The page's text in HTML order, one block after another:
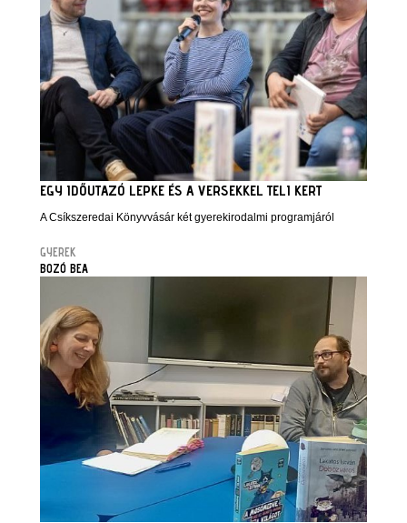
EGY IDŐUTAZÓ LEPKE ÉS A VERSEKKEL TELI KERT
A Csíkszeredai Könyvvásár két gyerekirodalmi programjáról
GYEREK
BOZÓ BEA